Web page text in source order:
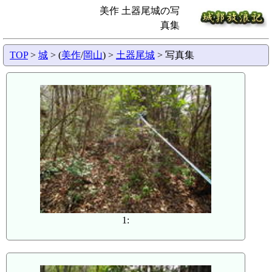
美作 土器尾城の写
真集
TOP> 城 > (美作/岡山) > 土器尾城 > 写真集
1: